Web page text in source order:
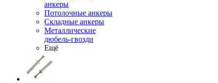
анкеры
Потолочные анкеры
Складные анкеры
Металлические
дюбель-гвозди
Ещё